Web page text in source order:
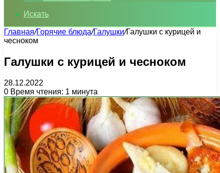
Искать
Главная/Горячие блюда/Галушки/Галушки с курицей и
чесноком
Галушки с курицей и чесноком
28.12.2022
0 Время чтения: 1 минута